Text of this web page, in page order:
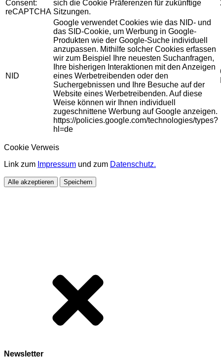
Consent:
reCAPTCHA
sich die Cookie Präferenzen für zukünftige
Sitzungen.
NID
Google verwendet Cookies wie das NID- und
das SID-Cookie, um Werbung in Google-
Produkten wie der Google-Suche individuell
anzupassen. Mithilfe solcher Cookies erfassen
wir zum Beispiel Ihre neuesten Suchanfragen,
Ihre bisherigen Interaktionen mit den Anzeigen
eines Werbetreibenden oder den
Suchergebnissen und Ihre Besuche auf der
Website eines Werbetreibenden. Auf diese
Weise können wir Ihnen individuell
zugeschnittene Werbung auf Google anzeigen.
https://policies.google.com/technologies/types?
hl=de
Cookie Verweis
Link zum Impressum und zum Datenschutz.
Alle akzeptieren Speichern
Newsletter